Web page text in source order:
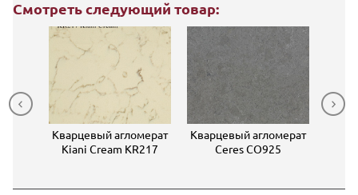
Смотреть следующий товар:
Кварцевый агломерат
Kiani Cream KR217
Кварцевый агломерат
Ceres CO925